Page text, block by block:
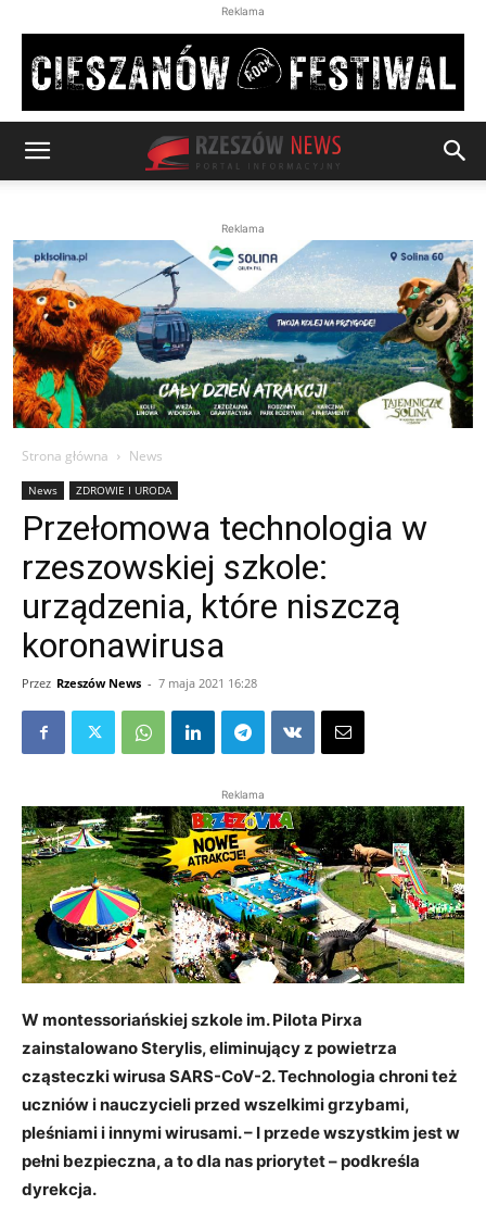
Reklama
Reklama
Strona główna News
News ZDROWIE I URODA
Przełomowa technologia w
rzeszowskiej szkole:
urządzenia, które niszczą
koronawirusa
Przez Rzeszów News - 7 maja 2021 16:28
Reklama
W montessoriańskiej szkole im. Pilota Pirxa
zainstalowano Sterylis, eliminujący z powietrza
cząsteczkiwirusa SARS-CoV-2.Technologia chroni też
uczniów i nauczycieli przed wszelkimi grzybami,
pleśniami i innymi wirusami. – I przede wszystkim jest w
pełni bezpieczna, a to dla nas priorytet – podkreśla
dyrekcja.